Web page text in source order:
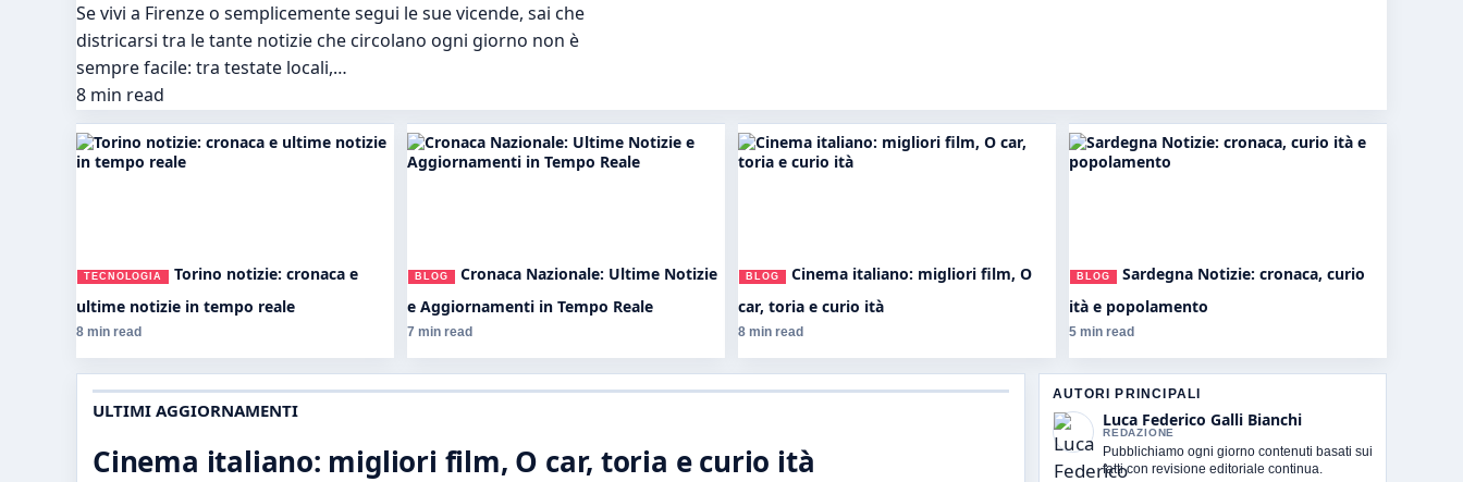
Se vivi a Firenze o semplicemente segui le sue vicende, sai che
districarsi tra le tante notizie che circolano ogni giorno non è
sempre facile: tra testate locali,…
8 min read
TECNOLOGIA
Torino notizie: cronaca e
ultime notizie in tempo reale
8 min read
BLOG
Cronaca Nazionale: Ultime Notizie
e Aggiornamenti in Tempo Reale
7 min read
BLOG
Cinema italiano: migliori film, O
car, toria e curio ità
8 min read
BLOG
Sardegna Notizie: cronaca, curio
ità e popolamento
5 min read
ULTIMI AGGIORNAMENTI
Cinema italiano: migliori film, O car, toria e curio ità
AUTORI PRINCIPALI
Luca Federico Galli Bianchi
REDAZIONE
Pubblichiamo ogni giorno contenuti basati sui
fatti con revisione editoriale continua.